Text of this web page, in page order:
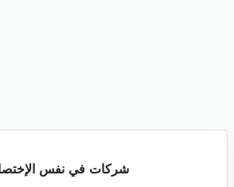
شركات في نفس